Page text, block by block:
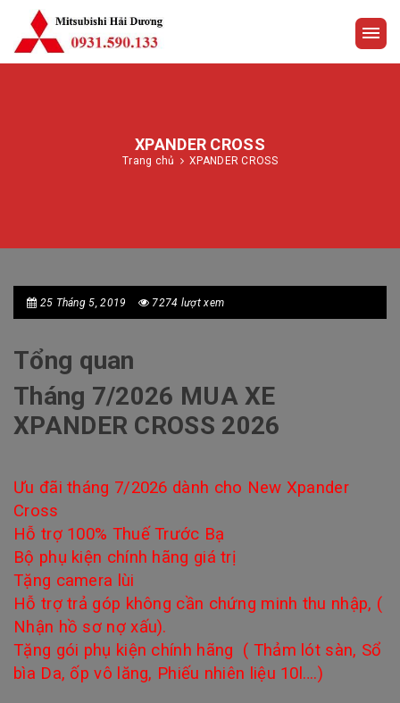
XPANDER CROSS
Trang chủ XPANDER CROSS
25 Tháng 5, 2019 7274 lượt xem
Tổng quan
Tháng 7/2026 MUA XE
XPANDER CROSS 2026
Ưu đãi tháng 7/2026 dành cho New Xpander
Cross
Hỗ trợ 100% Thuế Trước Bạ
Bộ phụ kiện chính hãng giá trị
Tặng camera lùi
Hỗ trợ trả góp không cần chứng minh thu nhập, (
Nhận hồ sơ nợ xấu).
Tặng gói phụ kiện chính hãng ( Thảm lót sàn, Sổ
bìa Da, ốp vô lăng, Phiếu nhiên liệu 10l….)